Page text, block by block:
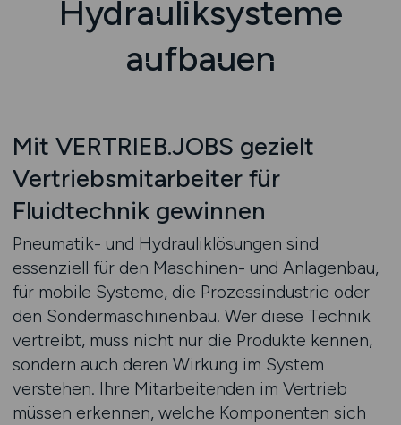
Hydrauliksysteme
aufbauen
Mit VERTRIEB.JOBS gezielt
Vertriebsmitarbeiter für
Fluidtechnik gewinnen
Pneumatik- und Hydrauliklösungen sind
essenziell für den Maschinen- und Anlagenbau,
für mobile Systeme, die Prozessindustrie oder
den Sondermaschinenbau. Wer diese Technik
vertreibt, muss nicht nur die Produkte kennen,
sondern auch deren Wirkung im System
verstehen. Ihre Mitarbeitenden im Vertrieb
müssen erkennen, welche Komponenten sich